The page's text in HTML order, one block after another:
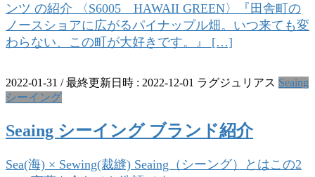
ンツ の紹介 〈S6005 HAWAII GREEN〉『田舎町の
ノースショアに広がるパイナップル畑。いつ来ても変
わらない、この町が大好きです。』 […]
2022-01-31 / 最終更新日時 : 2022-12-01 ラグジュリアス Seaing
シーイング
Seaing シーイング ブランド紹介
Sea(海) × Sewing(裁縫) Seaing（シーング）とはこの2